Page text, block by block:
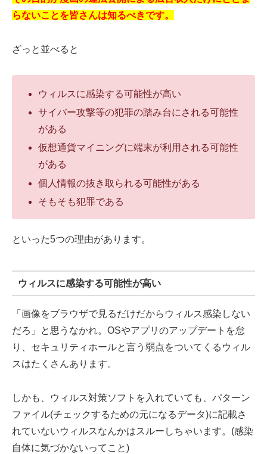
らないことを皆さんは知るべきです。
ざっと並べると
ウィルスに感染する可能性が高い
サイバー攻撃等の犯罪の踏み台にされる可能性
がある
仮想通貨マイニングに端末が利用される可能性
がある
個人情報の抜き取られる可能性がある
そもそも犯罪である
といった5つの理由があります。
ウィルスに感染する可能性が高い
「画像をブラウザで見るだけだからウィルス感染しない
だろ」と思うなかれ。OSやアプリのアップデートを怠
り、セキュリティホールと言う弱点をついてくるウィル
スはたくさんあります。
しかも、ウィルス対策ソフトを入れていても、パターン
ファイル(チェックするための元になるデータ)に記載さ
れていないウィルスなんかはスルーしちゃいます。(感染
自体に気づかないってこと)